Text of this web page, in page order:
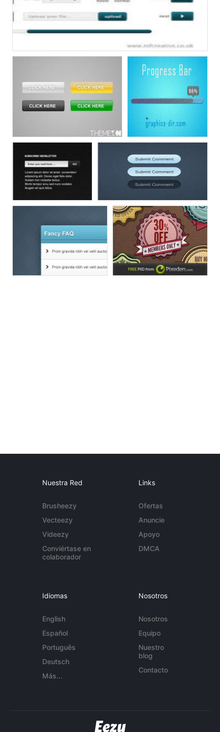
Nuestra Red
Brusheezy
Vecteezy
Videezy
Conviértase en
colaborador
Links
Ofertas
Anuncie
Apoyo
DMCA
Idiomas
English
Español
Português
Deutsch
Más...
Nosotros
Nosotros
Equipo
Nuestro
blog
Contacto